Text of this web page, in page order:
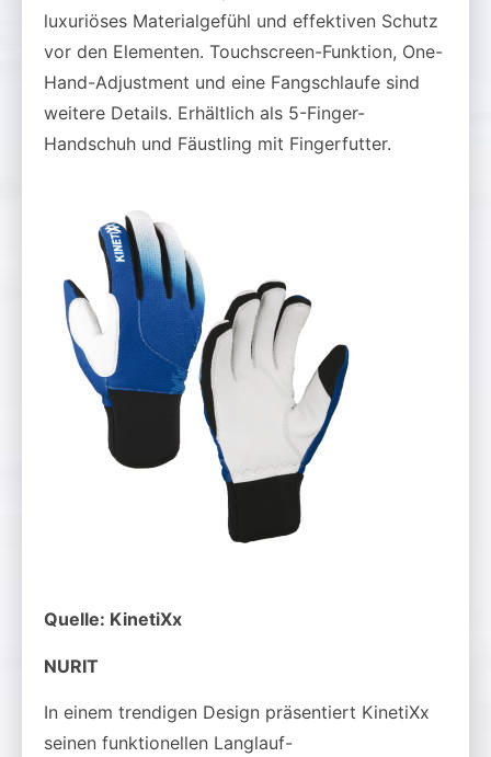
luxuriöses Materialgefühl und effektiven Schutz
vor den Elementen. Touchscreen-Funktion, One-
Hand-Adjustment und eine Fangschlaufe sind
weitere Details. Erhältlich als 5-Finger-
Handschuh und Fäustling mit Fingerfutter.
Quelle: KinetiXx
NURIT
In einem trendigen Design präsentiert KinetiXx
seinen funktionellen Langlauf-